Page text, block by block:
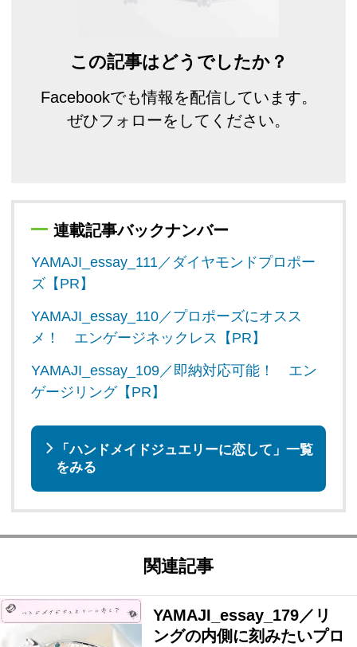
この記事はどうでしたか？
Facebookでも情報を配信しています。
ぜひフォローをしてください。
連載記事バックナンバー
YAMAJI_essay_111／ダイヤモンドプロポー
ズ【PR】
YAMAJI_essay_110／プロポーズにオスス
メ！ エンゲージネックレス【PR】
YAMAJI_essay_109／即納対応可能！ エン
ゲージリング【PR】
「ハンドメイドジュエリーに恋して」一覧
をみる
関連記事
YAMAJI_essay_179／リ
ングの内側に刻みたいプロ